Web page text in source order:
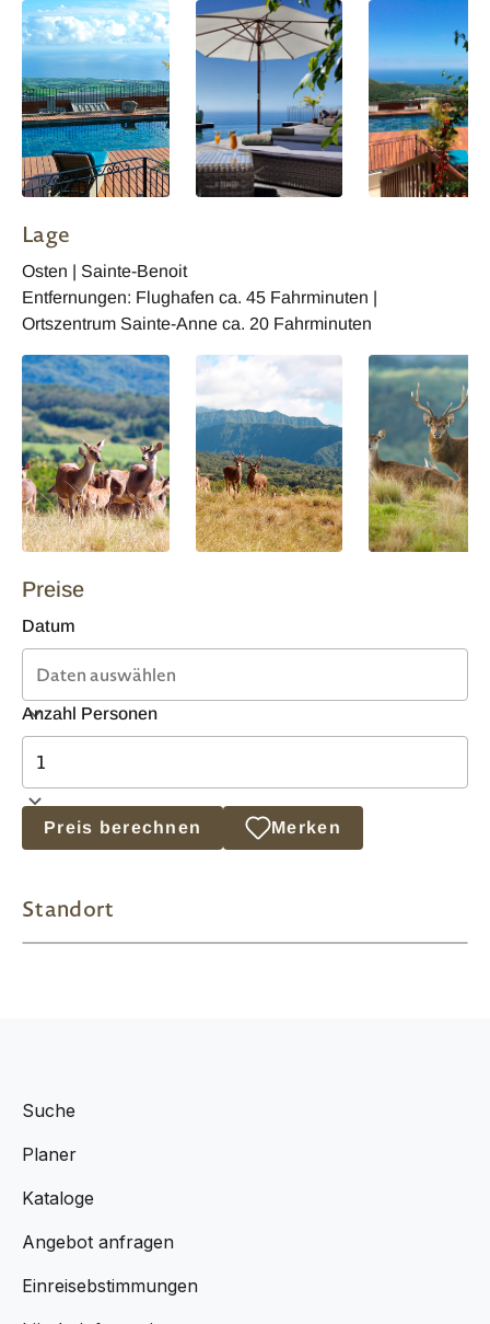
Lage
Osten | Sainte-Benoit
Entfernungen: Flughafen ca. 45 Fahrminuten |
Ortszentrum Sainte-Anne ca. 20 Fahrminuten
Preise
Datum
Anzahl Personen
Preis berechnen Merken
Standort
Suche
Planer
Kataloge
Angebot anfragen
Einreisebstimmungen